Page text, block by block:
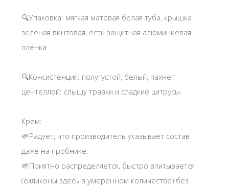
🔍Упаковка: мягкая матовая белая туба, крышка
зеленая винтовая, есть защитная алюминиевая
плёнка
🔍Консистенция: полугустой, белый, пахнет
центеллой: слышу травки и сладкие цитрусы.
Крем:
🌱Радует, что производитель указывает состав
даже на пробнике.
🌱Приятно распределяется, быстро впитывается
(силиконы здесь в умеренном количестве) без